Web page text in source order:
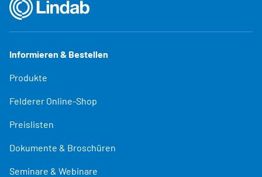
Informieren & Bestellen
Produkte
Felderer Online-Shop
Preislisten
Dokumente & Broschüren
Seminare & Webinare